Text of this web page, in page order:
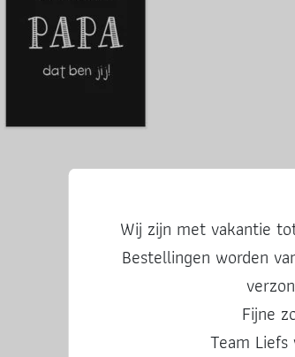
Deel
Wij zijn met vakantie
Bestellingen worden
Fijne
Team Liefs